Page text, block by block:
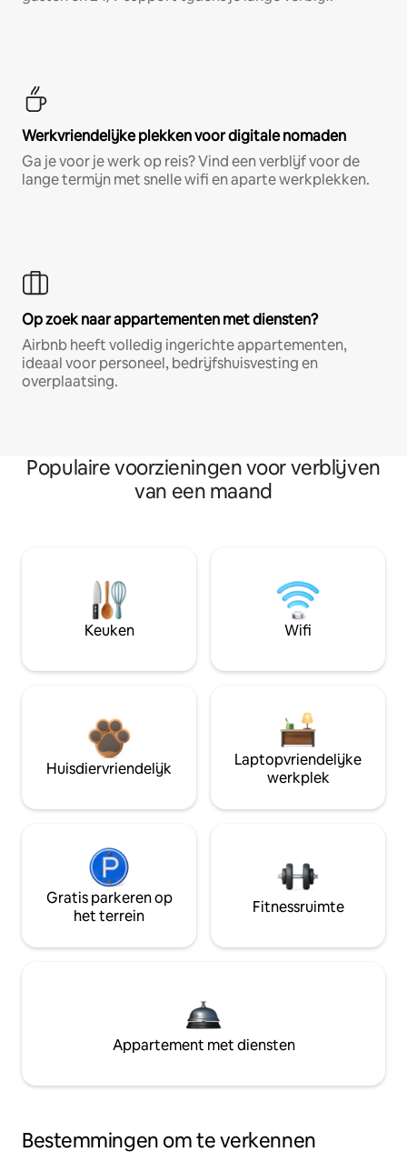
Werkvriendelijke plekken voor digitale nomaden
Ga je voor je werk op reis? Vind een verblijf voor de
lange termijn met snelle wifi en aparte werkplekken.
Op zoek naar appartementen met diensten?
Airbnb heeft volledig ingerichte appartementen,
ideaal voor personeel, bedrijfshuisvesting en
overplaatsing.
Populaire voorzieningen voor verblijven
van een maand
Keuken Wifi
Huisdiervriendelijk
Laptopvriendelijke
werkplek
Gratis parkeren op
het terrein
Fitnessruimte
Appartement met diensten
Bestemmingen om te verkennen